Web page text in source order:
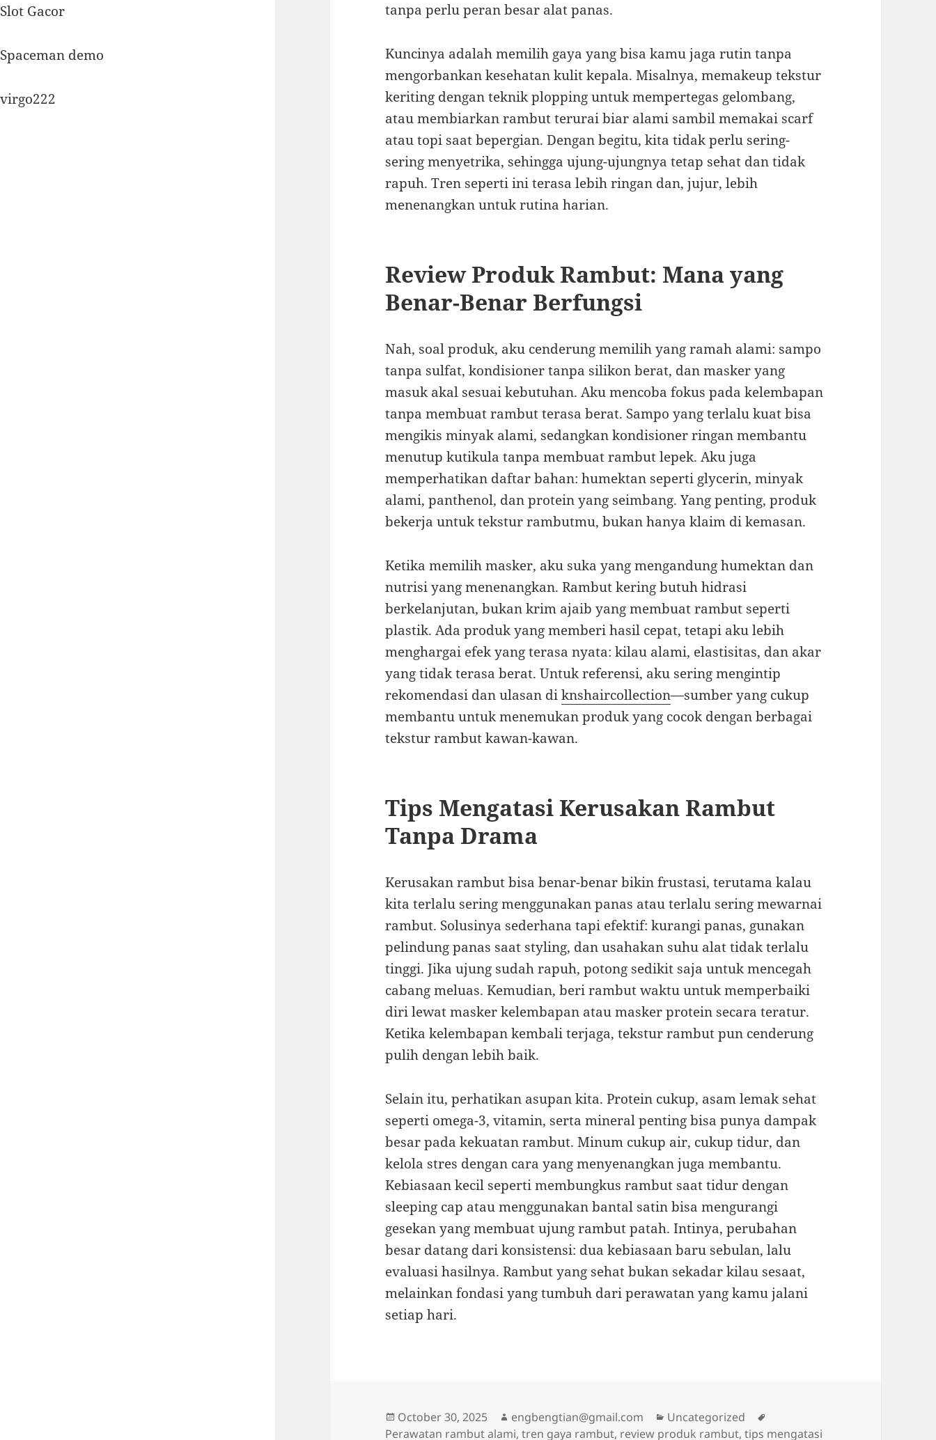
Slot Gacor
Spaceman demo
virgo222
tanpa perlu peran besar alat panas.
Kuncinya adalah memilih gaya yang bisa kamu jaga rutin tanpa
mengorbankan kesehatan kulit kepala. Misalnya, memakeup tekstur
keriting dengan teknik plopping untuk mempertegas gelombang,
atau membiarkan rambut terurai biar alami sambil memakai scarf
atau topi saat bepergian. Dengan begitu, kita tidak perlu sering-
sering menyetrika, sehingga ujung-ujungnya tetap sehat dan tidak
rapuh. Tren seperti ini terasa lebih ringan dan, jujur, lebih
menenangkan untuk rutina harian.
Review Produk Rambut: Mana yang
Benar-Benar Berfungsi
Nah, soal produk, aku cenderung memilih yang ramah alami: sampo
tanpa sulfat, kondisioner tanpa silikon berat, dan masker yang
masuk akal sesuai kebutuhan. Aku mencoba fokus pada kelembapan
tanpa membuat rambut terasa berat. Sampo yang terlalu kuat bisa
mengikis minyak alami, sedangkan kondisioner ringan membantu
menutup kutikula tanpa membuat rambut lepek. Aku juga
memperhatikan daftar bahan: humektan seperti glycerin, minyak
alami, panthenol, dan protein yang seimbang. Yang penting, produk
bekerja untuk tekstur rambutmu, bukan hanya klaim di kemasan.
Ketika memilih masker, aku suka yang mengandung humektan dan
nutrisi yang menenangkan. Rambut kering butuh hidrasi
berkelanjutan, bukan krim ajaib yang membuat rambut seperti
plastik. Ada produk yang memberi hasil cepat, tetapi aku lebih
menghargai efek yang terasa nyata: kilau alami, elastisitas, dan akar
yang tidak terasa berat. Untuk referensi, aku sering mengintip
rekomendasi dan ulasan diknshaircollection—sumber yang cukup
membantu untuk menemukan produk yang cocok dengan berbagai
tekstur rambut kawan-kawan.
Tips Mengatasi Kerusakan Rambut
Tanpa Drama
Kerusakan rambut bisa benar-benar bikin frustasi, terutama kalau
kita terlalu sering menggunakan panas atau terlalu sering mewarnai
rambut. Solusinya sederhana tapi efektif: kurangi panas, gunakan
pelindung panas saat styling, dan usahakan suhu alat tidak terlalu
tinggi. Jika ujung sudah rapuh, potong sedikit saja untuk mencegah
cabang meluas. Kemudian, beri rambut waktu untuk memperbaiki
diri lewat masker kelembapan atau masker protein secara teratur.
Ketika kelembapan kembali terjaga, tekstur rambut pun cenderung
pulih dengan lebih baik.
Selain itu, perhatikan asupan kita. Protein cukup, asam lemak sehat
seperti omega-3, vitamin, serta mineral penting bisa punya dampak
besar pada kekuatan rambut. Minum cukup air, cukup tidur, dan
kelola stres dengan cara yang menyenangkan juga membantu.
Kebiasaan kecil seperti membungkus rambut saat tidur dengan
sleeping cap atau menggunakan bantal satin bisa mengurangi
gesekan yang membuat ujung rambut patah. Intinya, perubahan
besar datang dari konsistensi: dua kebiasaan baru sebulan, lalu
evaluasi hasilnya. Rambut yang sehat bukan sekadar kilau sesaat,
melainkan fondasi yang tumbuh dari perawatan yang kamu jalani
setiap hari.
Posted
on
October 30, 2025 Author
engbengtian@gmail.com Categories
Uncategorized
Perawatan rambut alami, tren gaya rambut, review produk rambut, tips mengatasi